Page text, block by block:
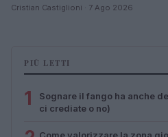
Cristian Castiglioni · 7 Ago 2026
PIÙ LETTI
1
Sognare il fango ha anche
ci crediate o no)
Come valorizzare la zona